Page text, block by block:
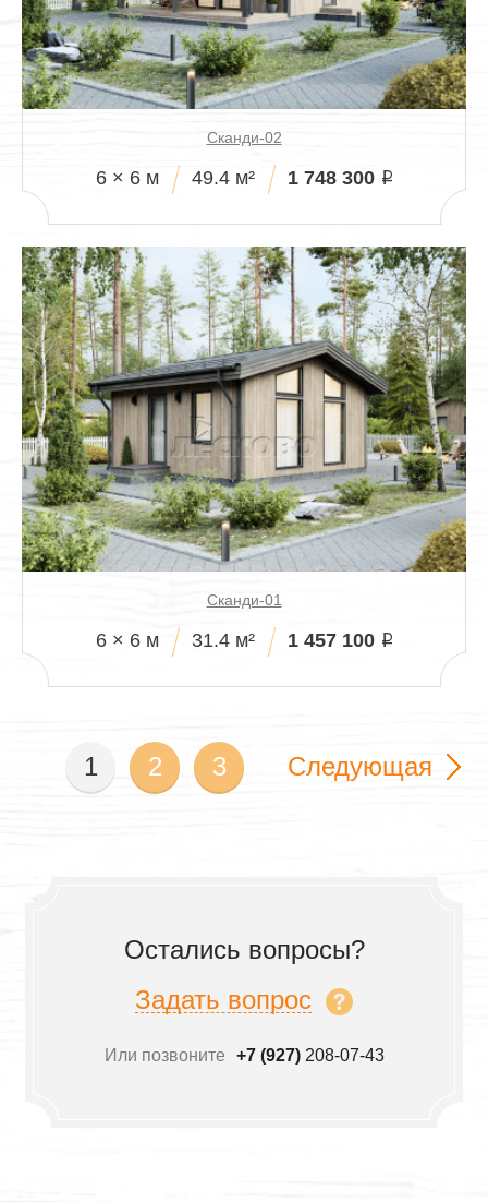
Сканди-02
6 × 6 м 49.4 м² 1 748 300 i
Сканди-01
6 × 6 м 31.4 м² 1 457 100 i
Следующая
1 2 3
Остались вопросы?
Задать вопрос
Или позвоните +7 (927)208-07-43